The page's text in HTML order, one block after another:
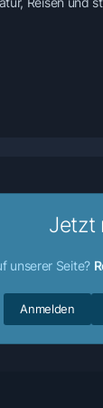
Jetzt
unserer Seite?
Anmelden